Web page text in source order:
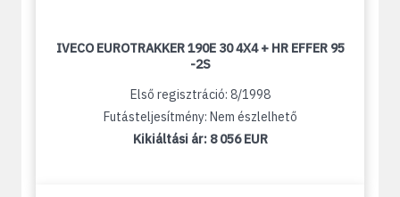
IVECO EUROTRAKKER 190E 30 4X4 + HR EFFER 95
-2S
Első regisztráció: 8/1998
Futásteljesítmény: Nem észlelhető
Kikiáltási ár: 8 056 EUR